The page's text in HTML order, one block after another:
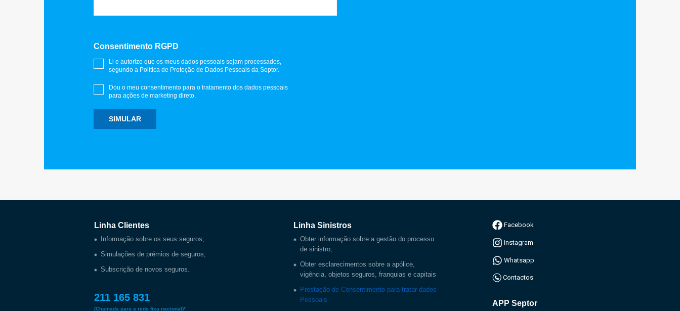
Consentimento RGPD
Li e autorizo que os meus dados pessoais sejam processados,
segundo a Política de Proteção de Dados Pessoais da Septor.
Dou o meu consentimento para o tratamento dos dados pessoais
para ações de marketing direto.
SIMULAR
Linha Clientes
Informação sobre os seus seguros;
Simulações de prémios de seguros;
Subscrição de novos seguros.
211 165 831
(Chamada para a rede fixa nacional)*
Linha Sinistros
Obter informação sobre a gestão do processo
de sinistro;
Obter esclarecimentos sobre a apólice,
vigência, objetos seguros, franquias e capitais
Prestação de Consentimento para tratar dados
Pessoais
Facebook
Instagram
Whatsapp
Contactos
APP Septor